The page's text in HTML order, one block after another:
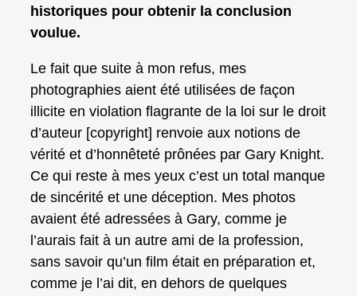
historiques pour obtenir la conclusion
voulue.
Le fait que suite à mon refus, mes
photographies aient été utilisées de façon
illicite en violation flagrante de la loi sur le droit
d’auteur [copyright] renvoie aux notions de
vérité et d’honnêteté prônées par Gary Knight.
Ce qui reste à mes yeux c’est un total manque
de sincérité et une déception. Mes photos
avaient été adressées à Gary, comme je
l’aurais fait à un autre ami de la profession,
sans savoir qu’un film était en préparation et,
comme je l’ai dit, en dehors de quelques